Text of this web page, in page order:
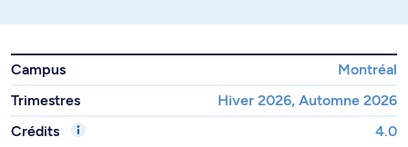
Campus
Montréal
Trimestres
Hiver 2026, Automne 2026
Crédits
4.0